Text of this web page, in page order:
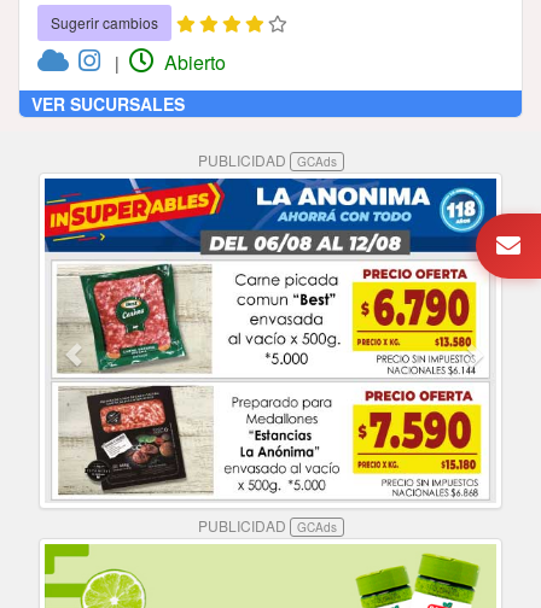
Sugerir cambios
| Abierto
VER SUCURSALES
PUBLICIDAD GCAds
PUBLICIDAD GCAds